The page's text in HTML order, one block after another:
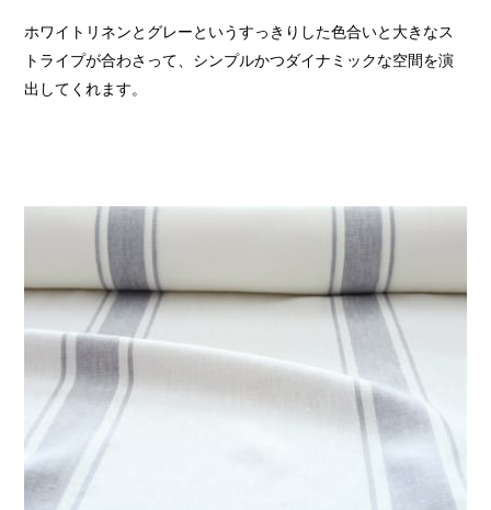
ホワイトリネンとグレーというすっきりした色合いと大きなス
トライプが合わさって、シンプルかつダイナミックな空間を演
出してくれます。